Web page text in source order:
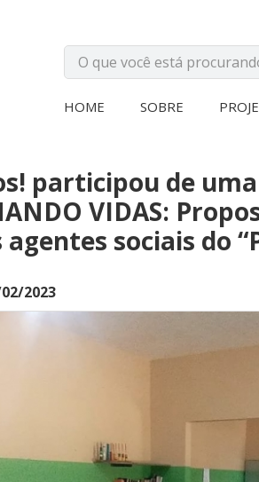
HOME SOBRE
participou de
VIDAS:
sociais do
2023